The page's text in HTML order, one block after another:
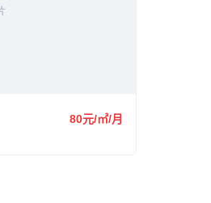
80元/㎡/月